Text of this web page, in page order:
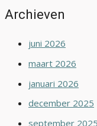
Archieven
juni 2026
maart 2026
januari 2026
december 2025
september 2025